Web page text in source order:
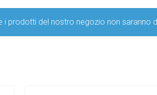
prodotti del nostro negozio non saranno